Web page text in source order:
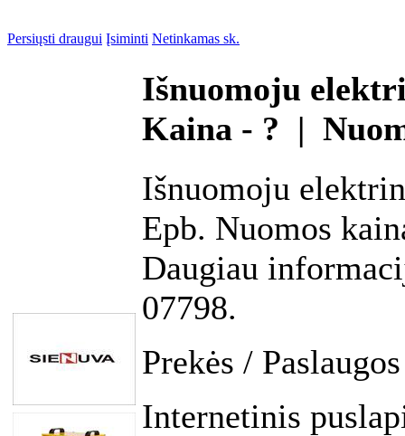
Persiųsti draugui Įsiminti Netinkamas sk.
Išnuomoju
Kaina - ? |
Išnuomoju
Epb. Nuomos
Daugiau
07798.
Prekės /
Internetinis